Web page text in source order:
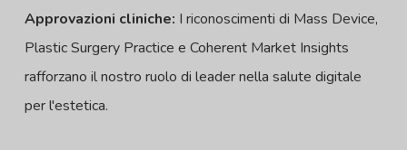
Approvazioni cliniche: I riconoscimenti di Mass Device,
Plastic Surgery Practice e Coherent Market Insights
rafforzano il nostro ruolo di leader nella salute digitale
per l'estetica.